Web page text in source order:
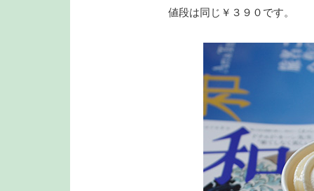
値段は同じ￥３９０です。